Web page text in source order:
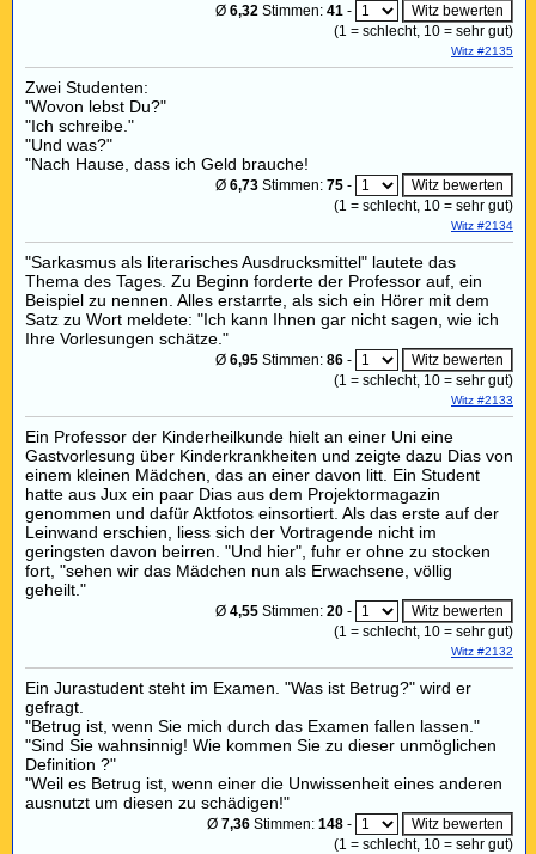
Ø 6,32 Stimmen: 41 -
(1 = schlecht, 10 = sehr gut)
Witz #2135
Zwei Studenten:
"Wovon lebst Du?"
"Ich schreibe."
"Und was?"
"Nach Hause, dass ich Geld brauche!
Ø 6,73 Stimmen: 75 -
(1 = schlecht, 10 = sehr gut)
Witz #2134
"Sarkasmus als literarisches Ausdrucksmittel" lautete das
Thema des Tages. Zu Beginn forderte der Professor auf, ein
Beispiel zu nennen. Alles erstarrte, als sich ein Hörer mit dem
Satz zu Wort meldete: "Ich kann Ihnen gar nicht sagen, wie ich
Ihre Vorlesungen schätze."
Ø 6,95 Stimmen: 86 -
(1 = schlecht, 10 = sehr gut)
Witz #2133
Ein Professor der Kinderheilkunde hielt an einer Uni eine
Gastvorlesung über Kinderkrankheiten und zeigte dazu Dias von
einem kleinen Mädchen, das an einer davon litt. Ein Student
hatte aus Jux ein paar Dias aus dem Projektormagazin
genommen und dafür Aktfotos einsortiert. Als das erste auf der
Leinwand erschien, liess sich der Vortragende nicht im
geringsten davon beirren. "Und hier", fuhr er ohne zu stocken
fort, "sehen wir das Mädchen nun als Erwachsene, völlig
geheilt."
Ø 4,55 Stimmen: 20 -
(1 = schlecht, 10 = sehr gut)
Witz #2132
Ein Jurastudent steht im Examen. "Was ist Betrug?" wird er
gefragt.
"Betrug ist, wenn Sie mich durch das Examen fallen lassen."
"Sind Sie wahnsinnig! Wie kommen Sie zu dieser unmöglichen
Definition ?"
"Weil es Betrug ist, wenn einer die Unwissenheit eines anderen
ausnutzt um diesen zu schädigen!"
Ø 7,36 Stimmen: 148 -
(1 = schlecht, 10 = sehr gut)